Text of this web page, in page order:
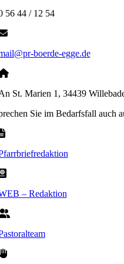
56 44 / 12 54
boerde-egge.de
St. Marien 1, 34439
Sie im Bedarfsfall auch
– Redaktion